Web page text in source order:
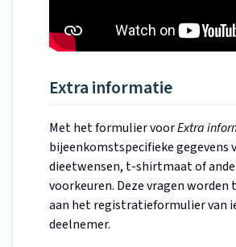
Extra informatie
Met het formulier voorExtra
bijeenkomstspecifieke gegevens
dieetwensen, t-shirtmaat of
voorkeuren. Deze vragen worden
aan het registratieformulier van
deelnemer.